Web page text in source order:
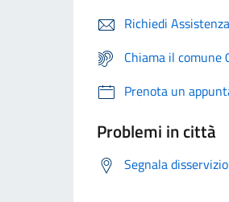
Richiedi Assistenza
Chiama il
Prenota un
Problemi in città
Segnala disservizio